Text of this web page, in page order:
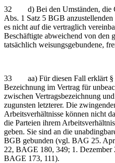
32 d) Bei den Umständen, die
Abs. 1 Satz 5 BGB
es nicht auf die vertraglich
Beschäftigte abweichend von den
tatsächlich weisungsgebundene,
33 aa) Für diesen Fall erklärt §
Bezeichnung im Vertrag für
zwischen Vertragsbezeichnung
zugunsten letzterer. Die
Arbeitsverhältnisse können nicht
die Parteien ihrem
geben. Sie sind an die
BGB gebunden (vgl. BAG 25.
22, BAGE 180, 349; 1.
BAGE 173, 111).